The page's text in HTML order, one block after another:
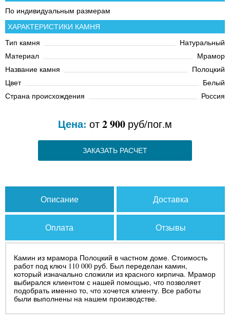
По индивидуальным размерам
ХАРАКТЕРИСТИКИ КАМНЯ
Тип камня
Натуральный
Материал
Мрамор
Название камня
Полоцкий
Цвет
Белый
Страна происхождения
Россия
Цена: от2 900 руб/пог.м
ЗАКАЗАТЬ РАСЧЕТ
Описание Доставка
Оплата Отзывы
Камин из мрамора Полоцкий в частном доме. Стоимость
работ под ключ 110 000 руб. Был переделан камин,
который изначально сложили из красного кирпича. Мрамор
выбирался клиентом с нашей помощью, что позволяет
подобрать именно то, что хочется клиенту. Все работы
были выполнены на нашем производстве.